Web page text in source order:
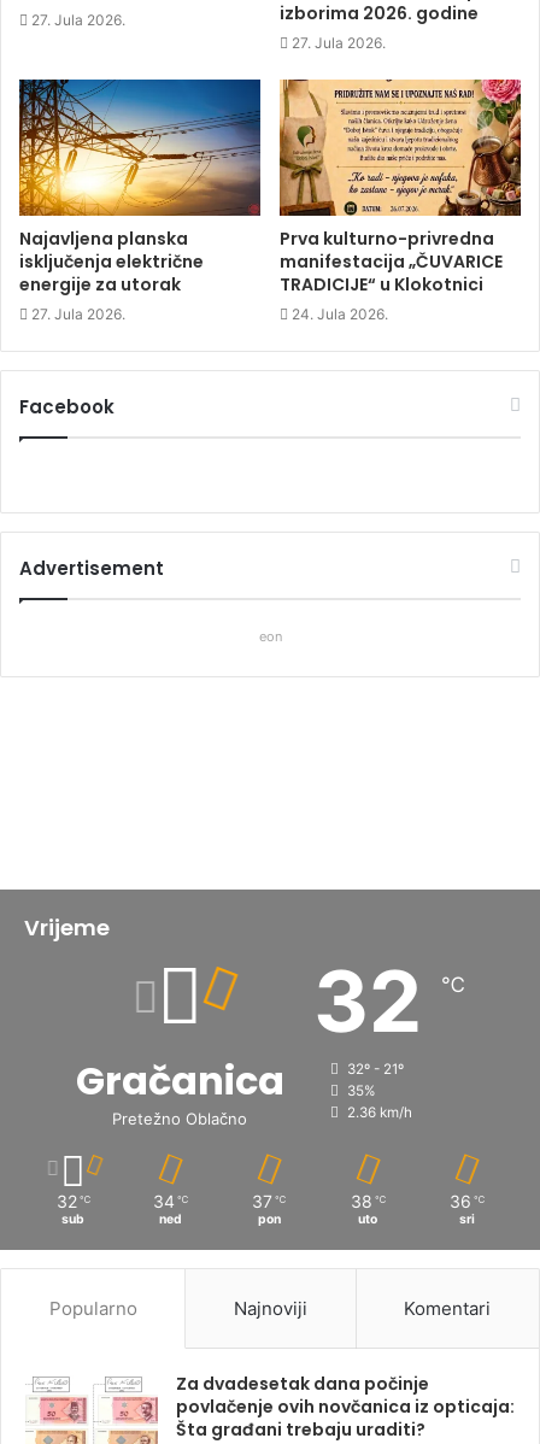
n
n
i
n
d
o
w
)
n
e
n
d
o
w
)
d
o
w
)
27. Jula 2026.
izborima 2026. godine
27. Jula 2026.
Najavljena planska
isključenja električne
energije za utorak
27. Jula 2026.
Prva kulturno-privredna
manifestacija „ČUVARICE
TRADICIJE“ u Klokotnici
24. Jula 2026.
Facebook
Advertisement
eon
Vrijeme
Gračanica
Pretežno Oblačno
32 ℃
32º - 21º
35%
2.36 km/h
32 ℃
sub
34 ℃
ned
37 ℃
pon
38 ℃
uto
36 ℃
sri
Popularno Najnoviji Komentari
Za dvadesetak dana počinje
povlačenje ovih novčanica iz opticaja:
Šta građani trebaju uraditi?